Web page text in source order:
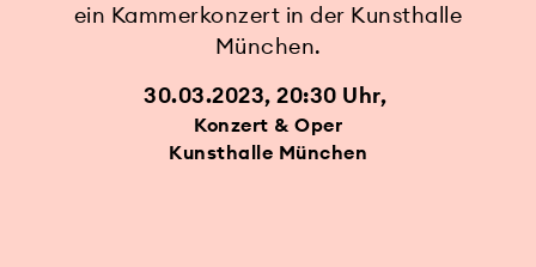
ein Kammerkonzert in der Kunsthalle
München.
30.03.2023, 20:30 Uhr
Konzert & Oper
Kunsthalle München